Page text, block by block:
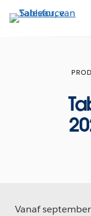
Verder
naar
Vanaf